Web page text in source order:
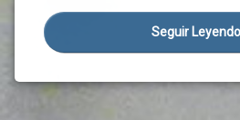
Ambiental
Seguridad
En El
Servicios
PMUS
Prevención
Reconstrucción
Seguir Leyendo
Desescalada
Distanciamiento
Emergencia